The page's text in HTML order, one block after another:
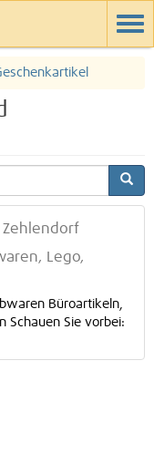
Zehlendorf
Lego,
Büroartikeln,
Schauen Sie vorbei: